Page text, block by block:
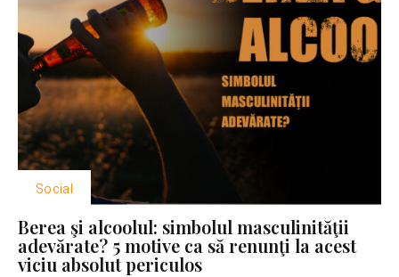
Social
Berea şi alcoolul: simbolul masculinităţii
adevărate? 5 motive ca să renunţi la acest
viciu absolut periculos